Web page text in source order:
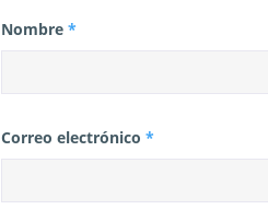
Nombre *
Correo electrónico *